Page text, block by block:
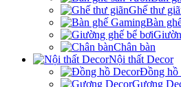
Ghế thư
Bàn
Chân bàn
Nội thất Decor
Đồng hồ
Gương